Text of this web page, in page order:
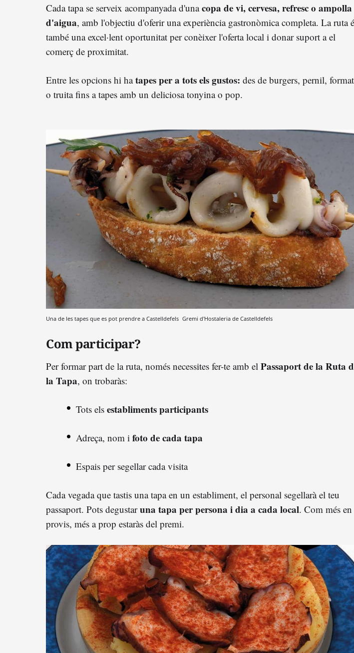
Cada tapa se serveix acompanyada d'unacopa de vi, cervesa, refresc o ampolla
d'aigua, amb l'objectiu d'oferir una experiència gastronòmica completa. La ruta
també una excel·lent oportunitat per conèixer l'oferta local i donar suport a el
comerç de proximitat.
Entre les opcions hi hatapes per a tots els gustos: des de burgers, pernil,
o truita fins a tapes amb un deliciosa tonyina o pop.
Una de les tapes que es pot prendre a Castelldefels Gremi d'Hostaleria de Castelldefels
Com participar?
Per formar part de la ruta, només necessites fer-te amb el Passaport de la Ruta
la Tapa, on trobaràs:
Tots els establiments participants
Adreça, nom i foto de cada tapa
Espais per segellar cada visita
Cada vegada que tastis una tapa en un establiment, el personal segellarà el teu
passaport. Pots degustaruna tapa per persona i dia a cada local. Com més en
provis, més a prop estaràs del premi.